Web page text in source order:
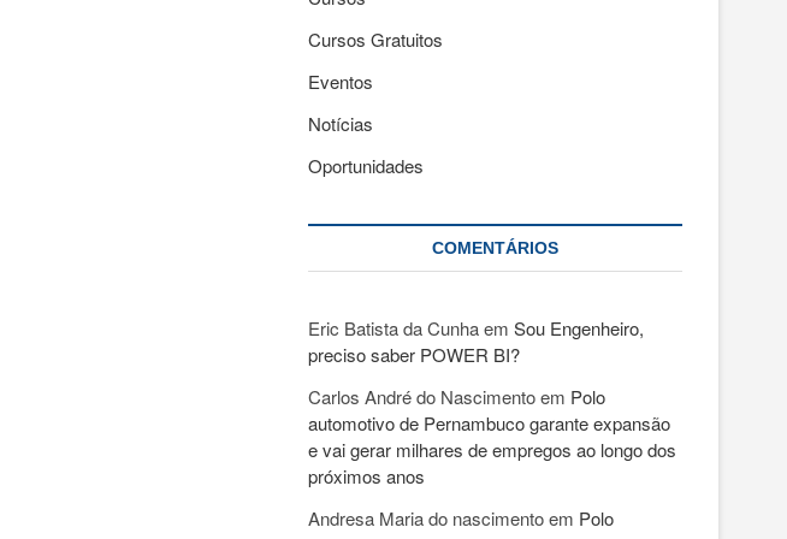
Cursos Gratuitos
Eventos
Notícias
Oportunidades
COMENTÁRIOS
Eric Batista da Cunhaem Sou Engenheiro,
preciso saber POWER BI?
Carlos André do Nascimentoem Polo
automotivo de Pernambuco garante expansão
e vai gerar milhares de empregos ao longo dos
próximos anos
Andresa Maria do nascimentoem Polo